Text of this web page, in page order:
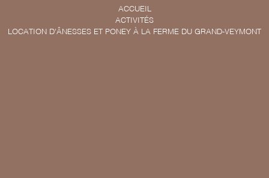
ACCUEIL
ACTIVITÉS
LOCATION D'ÂNESSES ET PONEY À LA FERME DU GRAND-VEYMONT